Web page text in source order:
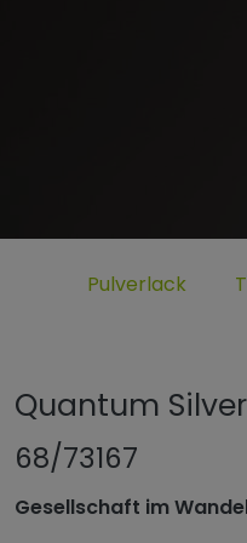
Untermenü
Pulverlack
Quantum Silver
68/73167
Gesellschaft im